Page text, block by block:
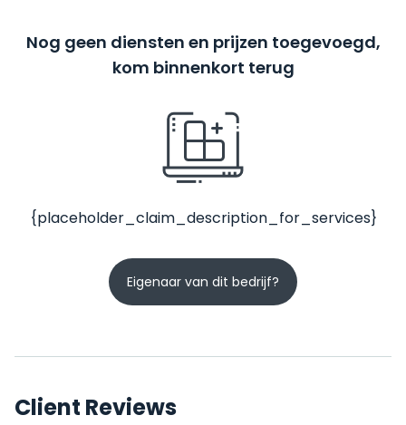
Nog geen diensten en prijzen toegevoegd,
kom binnenkort terug
{placeholder_claim_description_for_services}
Eigenaar van dit bedrijf?
Client Reviews